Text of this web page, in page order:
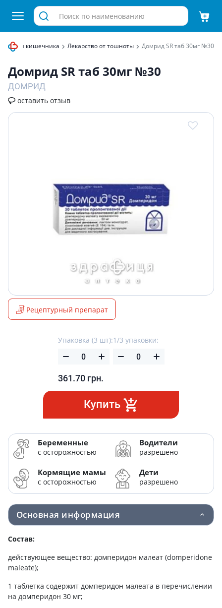
для кишечника Лекарство от тошноты Домрид SR таб 30мг №30
Домрид SR таб 30мг №30
ДОМРИД
оставить отзыв
Рецептурный препарат
Упаковка (3 шт):
361.70 грн.
1/3 упаковки:
Купить
Беременные
с осторожностью
Водители
разрешено
Кормящие мамы
с осторожностью
Дети
разрешено
Основная информация
Состав:
действующее вещество: домперидон малеат (domperidone
maleate);
1 таблетка содержит домперидон малеата в перечислении
на домперидон 30 мг;